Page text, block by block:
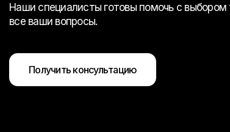
Наши специалисты готовы помочь с выбором
все ваши вопросы.
Получить консультацию